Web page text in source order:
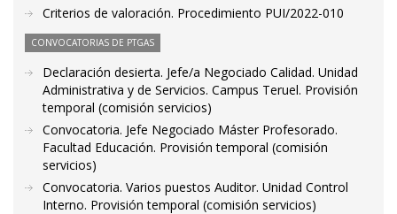
Criterios de valoración. Procedimiento PUI/2022-010
CONVOCATORIAS DE PTGAS
Declaración desierta. Jefe/a Negociado Calidad. Unidad
Administrativa y de Servicios. Campus Teruel. Provisión
temporal (comisión servicios)
Convocatoria. Jefe Negociado Máster Profesorado.
Facultad Educación. Provisión temporal (comisión
servicios)
Convocatoria. Varios puestos Auditor. Unidad Control
Interno. Provisión temporal (comisión servicios)